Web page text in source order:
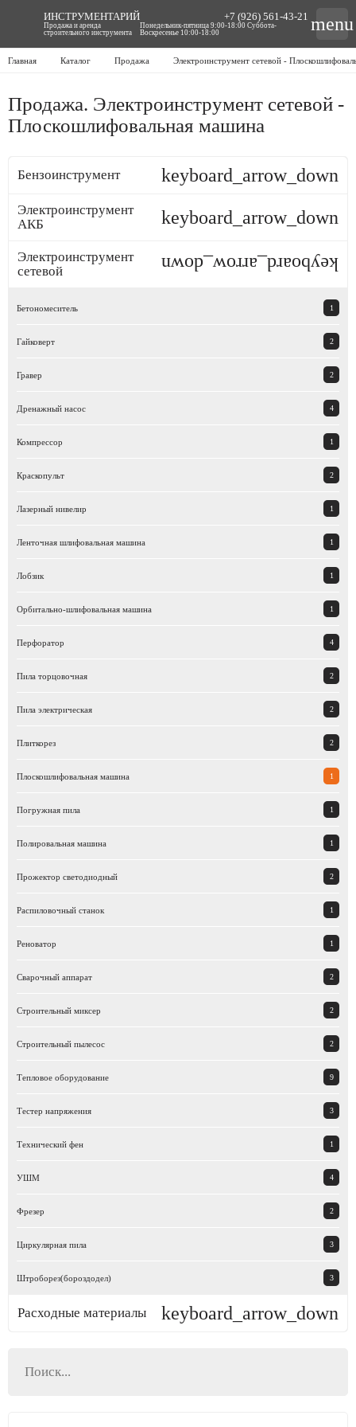
Главная Каталог Продажа Электроинструмент сетевой -
Продажа. Электроинструмент сетевой -
Плоскошлифовальная машина
Бензоинструмент keyboard_arrow_down
Электроинструмент
АКБ
keyboard_arrow_down
Электроинструмент
сетевой
keyboard_arrow_down
Бетономеситель 1
Гайковерт 2
Гравер 2
Дренажный насос 4
Компрессор 1
Краскопульт 2
Лазерный нивелир 1
Ленточная шлифовальная машина 1
Лобзик 1
Орбитально-шлифовальная машина 1
Перфоратор 4
Пила торцовочная 2
Пила электрическая 2
Плиткорез 2
Плоскошлифовальная машина 1
Погружная пила 1
полировальная машина 1
Прожектор светодиодный 2
распиловочный станок 1
реноватор 1
Сварочный аппарат 2
Строительный миксер 2
Строительный пылесос 2
Тепловое оборудование 9
Тестер напряжения 3
Технический фен 1
УШМ 4
Фрезер 2
Циркулярная пила 3
Штроборез(бороздодел) 3
Расходные материалы keyboard_arrow_down
ИНСТРУМЕНТАРИЙ
Продажа и аренда
строительного инструмента
+7 (926) 561-43-21
Понедельник-пятница 9:00-18:00 Суббота-
Воскресенье 10:00-18:00
menu